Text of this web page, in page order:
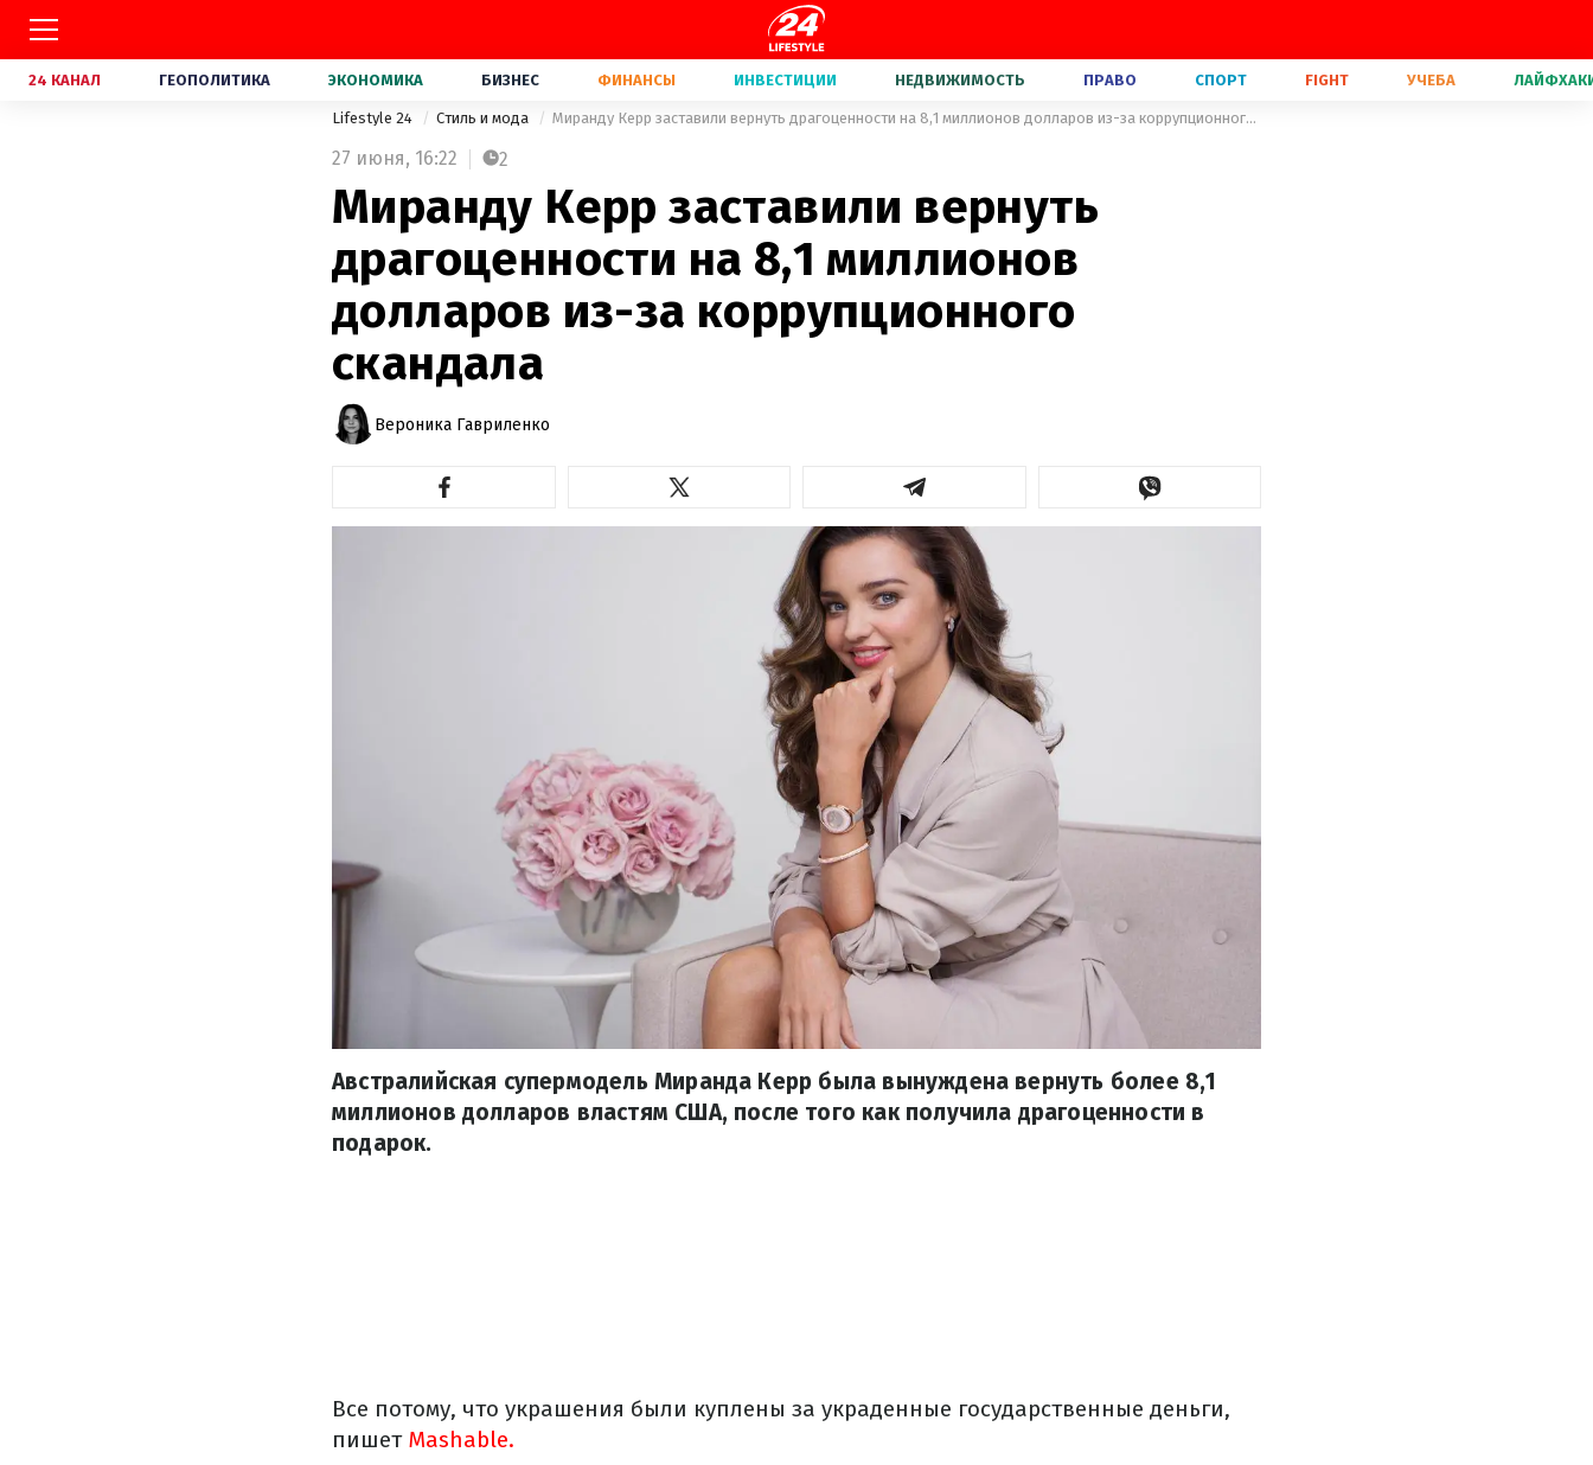
24 КАНАЛ ГЕОПОЛИТИКА ЭКОНОМИКА БИЗНЕС ФИНАНСЫ ИНВЕСТИЦИИ НЕДВИЖИМОСТЬ ПРАВО СПОРТ FIGHT УЧЕБА
Lifestyle 24 Стиль и мода Миранду Керр заставили вернуть драгоценности на 8,1 миллионов долларов из-за коррупционного скандала
27 июня, 16:22 2
Миранду Керр заставили вернуть
драгоценности на 8,1 миллионов
долларов из-за коррупционного
скандала
Вероника Гавриленко
Австралийская супермодель Миранда Керр была вынуждена вернуть более 8,1
миллионов долларов властям США, после того как получила драгоценности в
подарок.
Все потому, что украшения были куплены за украденные государственные деньги,
пишет Mashable.